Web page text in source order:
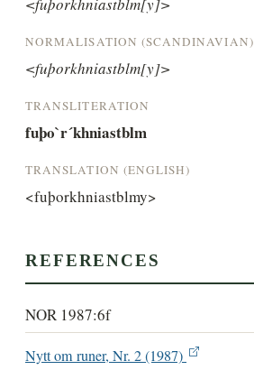
NORMALISATION (SCANDINAVIAN)
<fuþorkhniastblm[y]>
TRANSLITERATION
fuþo`r´khniastblm
TRANSLATION (ENGLISH)
<fuþorkhniastblmy>
REFERENCES
NOR 1987:6f
Nytt om runer, Nr. 2 (1987)